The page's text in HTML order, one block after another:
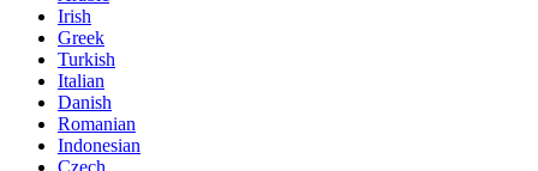
Irish
Greek
Turkish
Italian
Danish
Romanian
Indonesian